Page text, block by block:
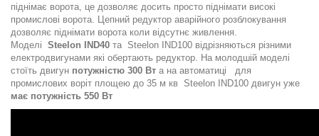
піднімає ворота, це дозволяє досить просто піднімати високі
промислові ворота. Цепний редуктор аварійного розблокування
дозволяє піднімати ворота коли відсутнє живлення.
Моделі Steelon IND40 та Steelon IND100 відрізняються різними
електродвигунами які обертають редуктор. На молодшій моделі
стоїть двигун потужністю 300 Вт а на автоматиці для
промислових воріт площею до 35 м кв Steelon IND100 двигун уже
має потужність 550 Вт